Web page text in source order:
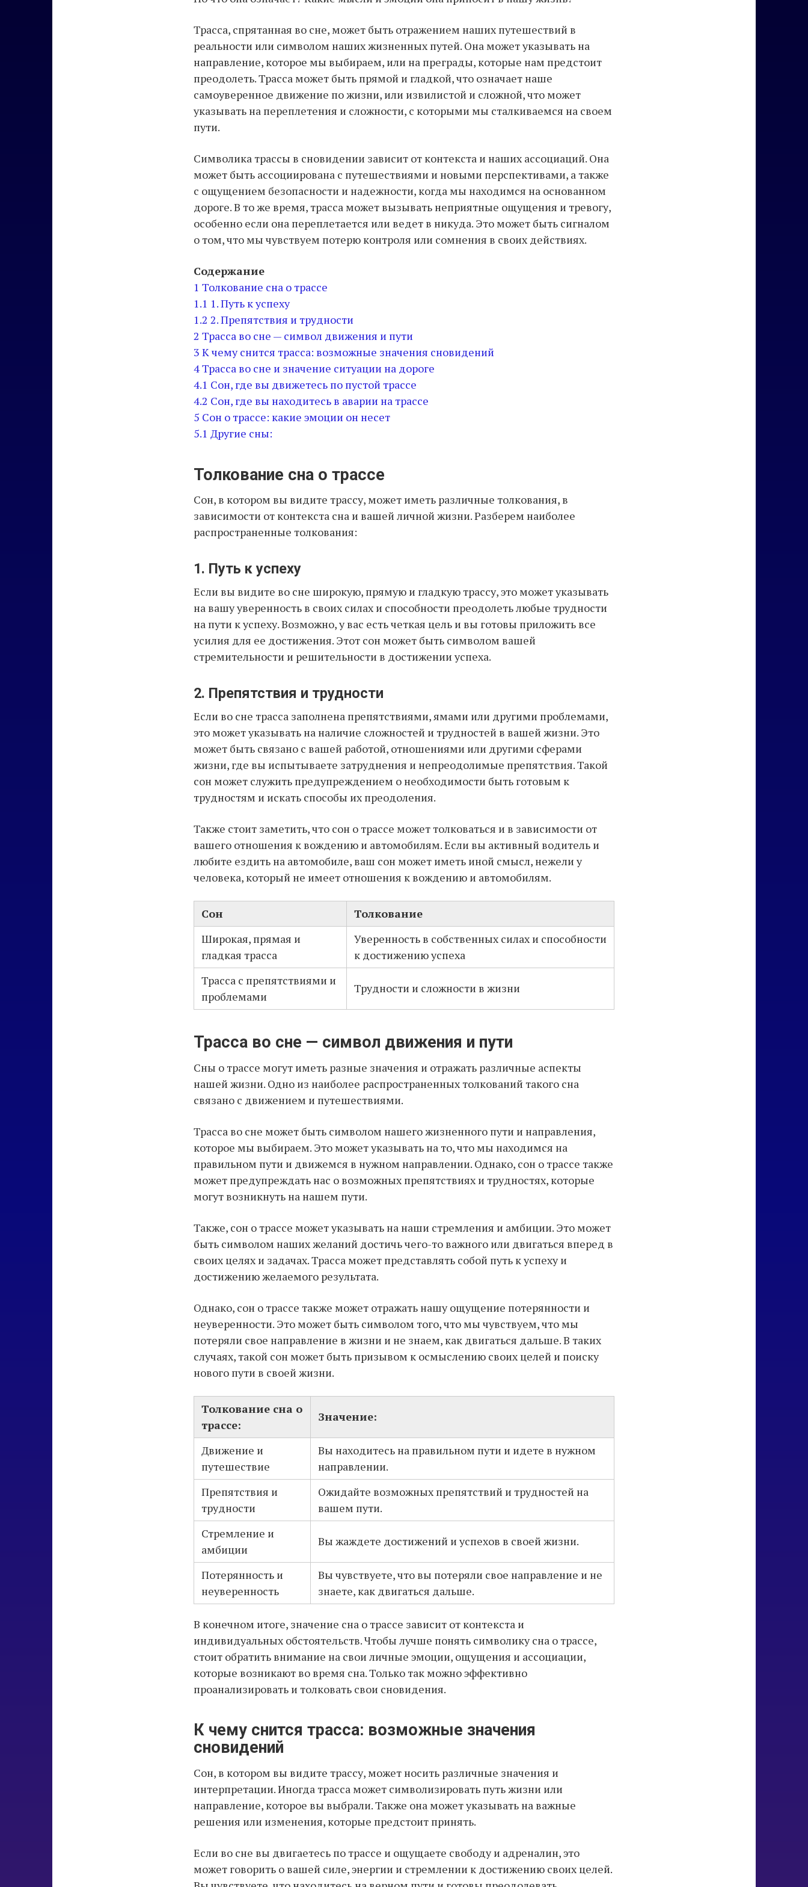
Трасса, спрятанная во сне, может быть отражением наших путешествий в
реальности или символом наших жизненных путей. Она может указывать на
направление, которое мы выбираем, или на преграды, которые нам предстоит
преодолеть. Трасса может быть прямой и гладкой, что означает наше
самоуверенное движение по жизни, или извилистой и сложной, что может
указывать на переплетения и сложности, с которыми мы сталкиваемся на своем
пути.
Символика трассы в сновидении зависит от контекста и наших ассоциаций. Она
может быть ассоциирована с путешествиями и новыми перспективами, а также
с ощущением безопасности и надежности, когда мы находимся на основанном
дороге. В то же время, трасса может вызывать неприятные ощущения и тревогу,
особенно если она переплетается или ведет в никуда. Это может быть сигналом
о том, что мы чувствуем потерю контроля или сомнения в своих действиях.
Содержание
1 Толкование сна о трассе
1.1 1. Путь к успеху
1.2 2. Препятствия и трудности
2 Трасса во сне — символ движения и пути
3 К чему снится трасса: возможные значения сновидений
4Трасса во сне и значение ситуации на дороге
4.1 Сон, где вы движетесь по пустой трассе
4.2 Сон, где вы находитесь в аварии на трассе
5 Сон о трассе: какие эмоции он несет
5.1 Другие сны:
Толкование сна о трассе
Сон, в котором вы видите трассу, может иметь различные толкования, в
зависимости от контекста сна и вашей личной жизни. Разберем наиболее
распространенные толкования:
1. Путь к успеху
Если вы видите во сне широкую, прямую и гладкую трассу, это может указывать
на вашу уверенность в своих силах и способности преодолеть любые трудности
на пути к успеху. Возможно, у вас есть четкая цель и вы готовы приложить все
усилия для ее достижения. Этот сон может быть символом вашей
стремительности и решительности в достижении успеха.
2. Препятствия и трудности
Если во сне трасса заполнена препятствиями, ямами или другими проблемами,
это может указывать на наличие сложностей и трудностей в вашей жизни. Это
может быть связано с вашей работой, отношениями или другими сферами
жизни, где вы испытываете затруднения и непреодолимые препятствия. Такой
сон может служить предупреждением о необходимости быть готовым к
трудностям и искать способы их преодоления.
Также стоит заметить, что сон о трассе может толковаться и в зависимости от
вашего отношения к вождению и автомобилям. Если вы активный водитель и
любите ездить на автомобиле, ваш сон может иметь иной смысл, нежели у
человека, который не имеет отношения к вождению и автомобилям.
Сон
Толкование
Широкая, прямая и
гладкая трасса
Уверенность в собственных силах и способности
к достижению успеха
Трасса с препятствиями и
проблемами
Трудности и сложности в жизни
Трасса во сне — символ движения и пути
Сны о трассе могут иметь разные значения и отражать различные аспекты
нашей жизни. Одно из наиболее распространенных толкований такого сна
связано с движением и путешествиями.
Трасса во сне может быть символом нашего жизненного пути и направления,
которое мы выбираем. Это может указывать на то, что мы находимся на
правильном пути и движемся в нужном направлении. Однако, сон о трассе также
может предупреждать нас о возможных препятствиях и трудностях, которые
могут возникнуть на нашем пути.
Также, сон о трассе может указывать на наши стремления и амбиции. Это может
быть символом наших желаний достичь чего-то важного или двигаться вперед в
своих целях и задачах. Трасса может представлять собой путь к успеху и
достижению желаемого результата.
Однако, сон о трассе также может отражать нашу ощущение потерянности и
неуверенности. Это может быть символом того, что мы чувствуем, что мы
потеряли свое направление в жизни и не знаем, как двигаться дальше. В таких
случаях, такой сон может быть призывом к осмыслению своих целей и поиску
нового пути в своей жизни.
Толкование сна о
трассе:
Значение:
Движение и
путешествие
Вы находитесь на правильном пути и идете в нужном
направлении.
Препятствия и
трудности
Ожидайте возможных препятствий и трудностей на
вашем пути.
Стремление и
амбиции
Вы жаждете достижений и успехов в своей жизни.
Потерянность и
неуверенность
Вы чувствуете, что вы потеряли свое направление и не
знаете, как двигаться дальше.
В конечном итоге, значение сна о трассе зависит от контекста и
индивидуальных обстоятельств. Чтобы лучше понять символику сна о трассе,
стоит обратить внимание на свои личные эмоции, ощущения и ассоциации,
которые возникают во время сна. Только так можно эффективно
проанализировать и толковать свои сновидения.
К чему снится трасса: возможные значения
сновидений
Сон, в котором вы видите трассу, может носить различные значения и
интерпретации. Иногда трасса может символизировать путь жизни или
направление, которое вы выбрали. Также она может указывать на важные
решения или изменения, которые предстоит принять.
Если во сне вы двигаетесь по трассе и ощущаете свободу и адреналин, это
может говорить о вашей силе, энергии и стремлении к достижению своих целей.